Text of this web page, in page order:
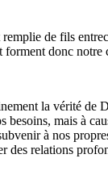
de fils
donc notre
la vérité de
mais à
à nos
des relations